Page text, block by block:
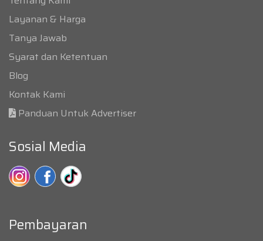
Layanan & Harga
Tanya Jawab
Syarat dan Ketentuan
Blog
Kontak Kami
Panduan Untuk Advertiser
Sosial Media
Pembayaran